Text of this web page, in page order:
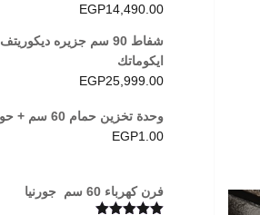
EGP14,490.00
شفاط 90 سم جزيره ديكوريتف
ايكوماتك
EGP25,999.00
وحدة تخزين حمام 60 سم + حوض
EGP1.00
فرن كھرباء 60 سم جورنيا